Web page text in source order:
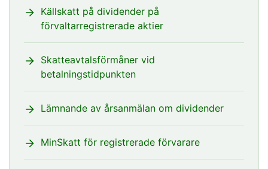
Källskatt på dividender på
förvaltarregistrerade aktier
Skatteavtalsförmåner vid
betalningstidpunkten
Lämnande av årsanmälan om dividender
MinSkatt för registrerade förvarare